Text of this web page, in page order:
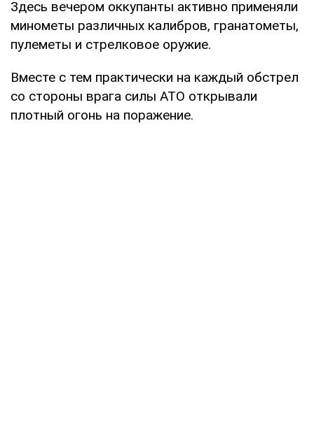
Здесь вечером оккупанты активно применяли
минометы различных калибров, гранатометы,
пулеметы и стрелковое оружие.
Вместе с тем практически на каждый обстрел
со стороны врага силы АТО открывали
плотный огонь на поражение.